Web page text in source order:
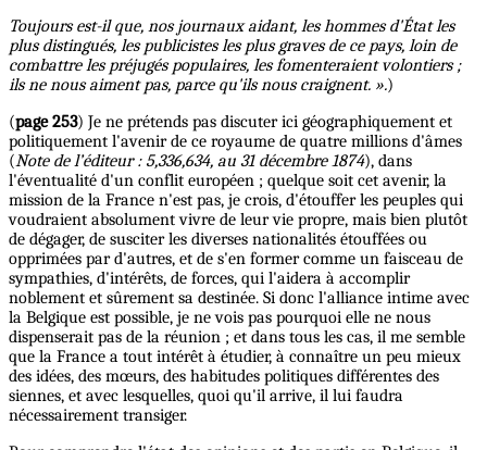
Toujours est-il que, nos journaux aidant, les hommes d'État les
plus distingués, les publicistes les plus graves de ce pays, loin de
combattre les préjugés populaires, les fomenteraient volontiers ;
ils ne nous aiment pas, parce qu'ils nous craignent. ».)
(page 253) Je ne prétends pas discuter ici géographiquement et
politiquement l'avenir de ce royaume de quatre millions d'âmes
(Note de l’éditeur : 5,336,634, au 31 décembre 1874), dans
l'éventualité d'un conflit européen ; quelque soit cet avenir, la
mission de la France n'est pas, je crois, d'étouffer les peuples qui
voudraient absolument vivre de leur vie propre, mais bien plutôt
de dégager, de susciter les diverses nationalités étouffées ou
opprimées par d'autres, et de s'en former comme un faisceau de
sympathies, d'intérêts, de forces, qui l'aidera à accomplir
noblement et sûrement sa destinée. Si donc l'alliance intime avec
la Belgique est possible, je ne vois pas pourquoi elle ne nous
dispenserait pas de la réunion ; et dans tous les cas, il me semble
que la France a tout intérêt à étudier, à connaître un peu mieux
des idées, des mœurs, des habitudes politiques différentes des
siennes, et avec lesquelles, quoi qu'il arrive, il lui faudra
nécessairement transiger.